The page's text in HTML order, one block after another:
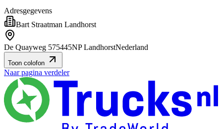
Adresgegevens
Bart Straatman Landhorst
De Quayweg 575445NP LandhorstNederland
Toon colofon
Naar pagina verdeler